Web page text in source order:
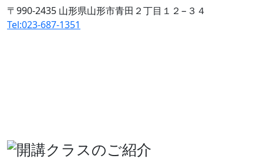
〒990-2435 山形県山形市青田２丁目１２−３４
Tel:023-687-1351